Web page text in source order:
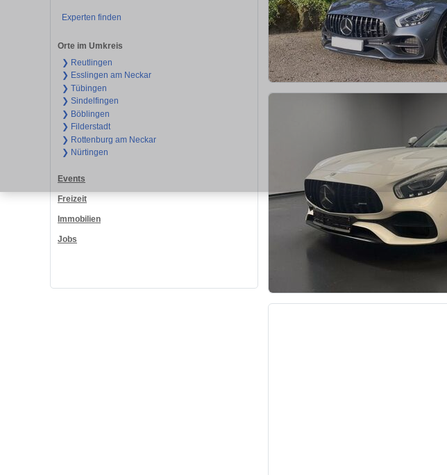
Experten finden
Orte im Umkreis
❯ Reutlingen
❯ Esslingen am Neckar
❯ Tübingen
❯ Sindelfingen
❯ Böblingen
❯ Filderstadt
❯ Rottenburg am Neckar
❯ Nürtingen
Events
Freizeit
Immobilien
Jobs